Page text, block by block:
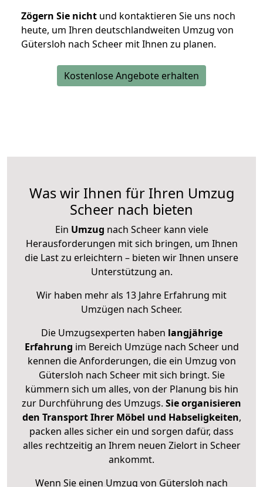
Zögern Sie nicht und kontaktieren Sie uns noch
heute, um Ihren deutschlandweiten Umzug von
Gütersloh nach Scheer mit Ihnen zu planen.
Kostenlose Angebote erhalten
Was wir Ihnen für Ihren Umzug
Scheer nach bieten
Ein Umzug nach Scheer kann viele
Herausforderungen mit sich bringen, um Ihnen
die Last zu erleichtern – bieten wir Ihnen unsere
Unterstützung an.
Wir haben mehr als 13 Jahre Erfahrung mit
Umzügen nach Scheer.
Die Umzugsexperten haben langjährige
Erfahrung im Bereich Umzüge nach Scheer und
kennen die Anforderungen, die ein Umzug von
Gütersloh nach Scheer mit sich bringt. Sie
kümmern sich um alles, von der Planung bis hin
zur Durchführung des Umzugs. Sie organisieren
den Transport Ihrer Möbel und Habseligkeiten,
packen alles sicher ein und sorgen dafür, dass
alles rechtzeitig an Ihrem neuen Zielort in Scheer
ankommt.
Wenn Sie einen Umzug von Gütersloh nach